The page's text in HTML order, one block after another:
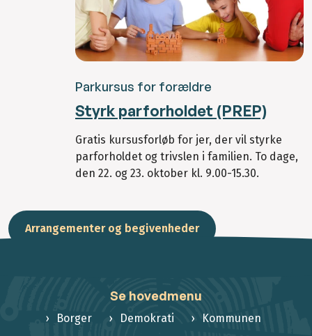
Parkursus for forældre
Styrk parforholdet (PREP)
Gratis kursusforløb for jer, der vil styrke
parforholdet og trivslen i familien. To dage,
den 22. og 23. oktober kl. 9.00-15.30.
Arrangementer og begivenheder
Se hovedmenu
Borger Demokrati Kommunen